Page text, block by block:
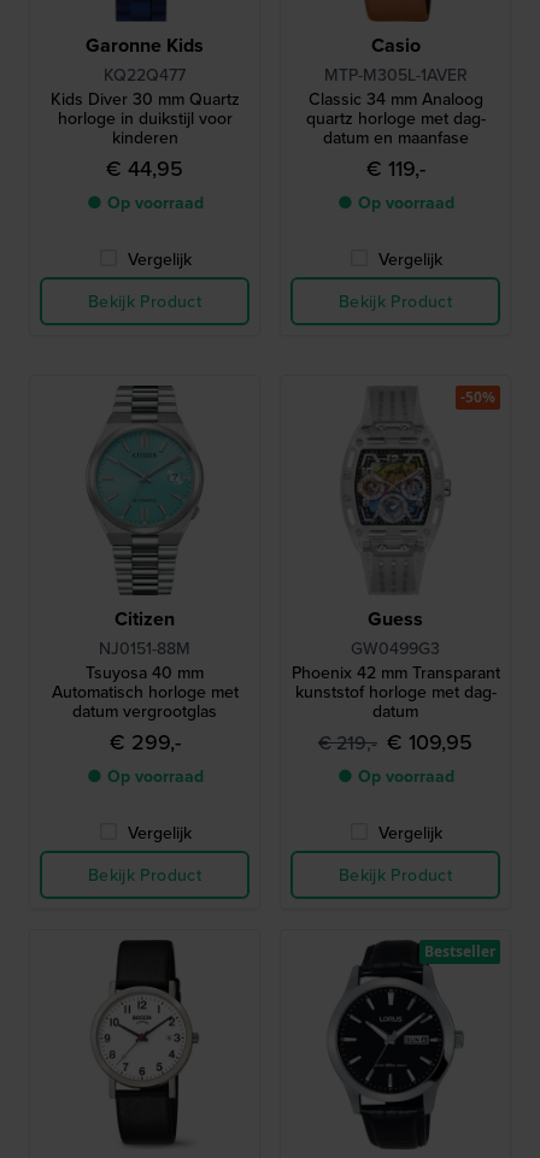
Garonne Kids
KQ22Q477
Kids Diver 30 mm Quartz
horloge in duikstijl voor
kinderen
€ 44,95
● Op voorraad
Vergelijk
Bekijk Product
Casio
MTP-M305L-1AVER
Classic 34 mm Analoog
quartz horloge met dag-
datum en maanfase
€ 119,-
● Op voorraad
Vergelijk
Bekijk Product
Citizen
NJ0151-88M
Tsuyosa 40 mm
Automatisch horloge met
datum vergrootglas
€ 299,-
● Op voorraad
Vergelijk
Bekijk Product
Guess
GW0499G3
Phoenix 42 mm Transparant
kunststof horloge met dag-
datum
€ 219,- € 109,95
● Op voorraad
Vergelijk
Bekijk Product
-50%
Bestseller